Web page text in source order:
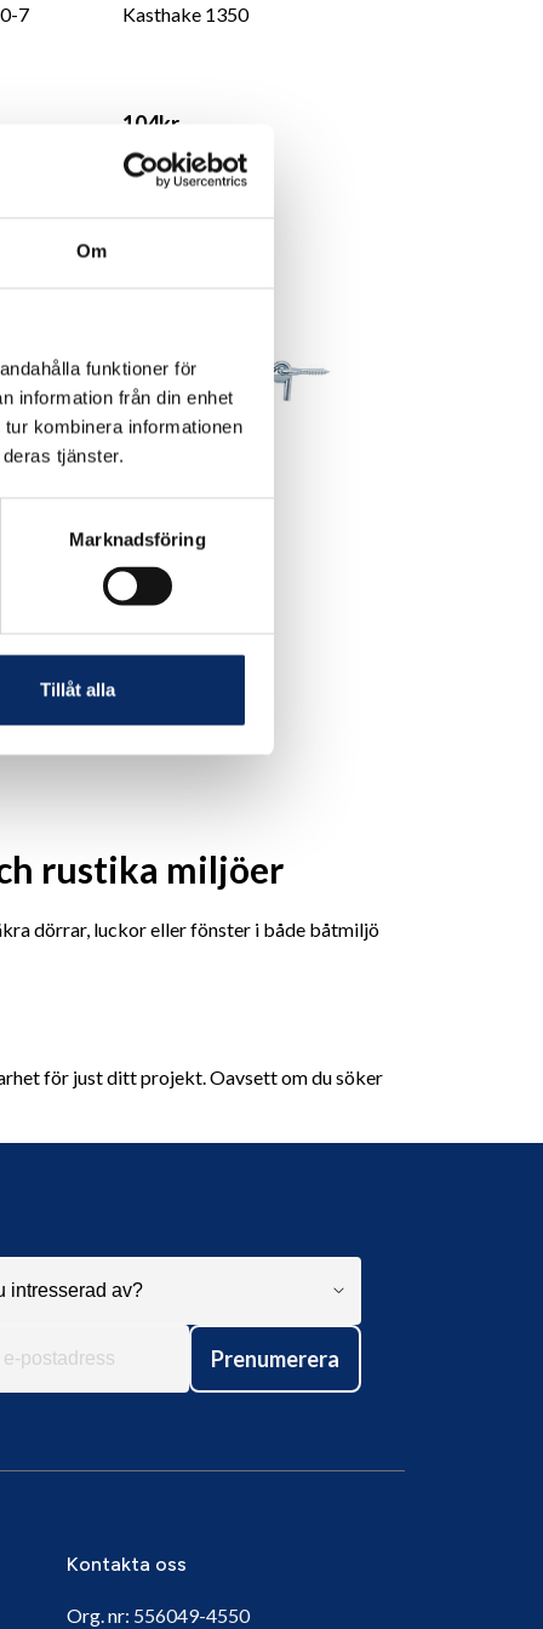
Om
funktioner för
information från din enhet
kombinera informationen
tjänster.
Marknadsföring
Tillåt alla
7 Kasthake 1350
104kr
exkl. moms: 83kr
Kasthake av stål
rustika miljöer
dörrar, luckor eller fönster i både båtmiljö
för just ditt projekt. Oavsett om du söker
Prenumerera
Kontakta oss
Org. nr: 556049-4550